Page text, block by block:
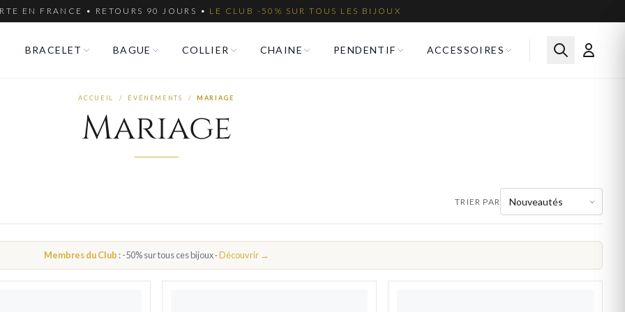
EN FRANCE • RETOURS 90 JOURS • LE CLUB -50% SUR TOUS LES BIJOUX
BRACELET BAGUE COLLIER CHAINE PENDENTIF ACCESSOIRES
ACCUEIL / ÉVÉNEMENTS / MARIAGE
Mariage
TRIER PAR
Membres du Club : -50% sur tous ces bijoux ·Découvrir →